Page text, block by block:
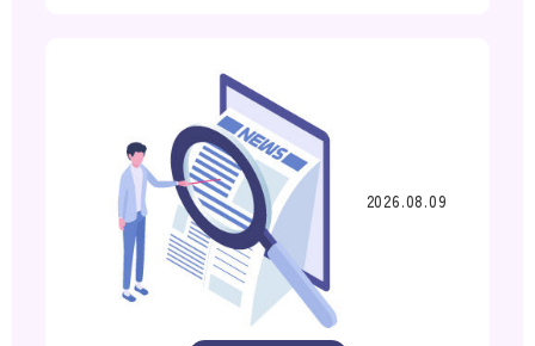
2026.08.09